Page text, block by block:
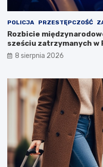
POLICJA PRZESTĘPCZOŚĆ
Rozbicie
sześciu zatrzymanych w
8 sierpnia 2026